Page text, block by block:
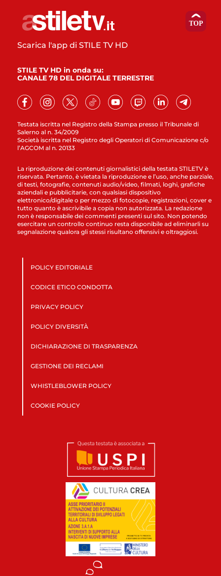
Testata iscritta nel Registro della Stampa presso il Tribunale di
Salerno al n. 34/2009
Società iscritta nel Registro degli Operatori di Comunicazione c/o
l’AGCOM al n. 20133
Scarica l'app di STILE TV HD
STILE TV HD in onda su:
CANALE 78 DEL DIGITALE TERRESTRE
La riproduzione dei contenuti giornalistici della testata STILETV è
riservata. Pertanto, è vietata la riproduzione e l’uso, anche parziale,
di testi, fotografie, contenuti audio/video, filmati, loghi, grafiche
aziendali e pubblicitarie, con qualsiasi dispositivo
elettronico/digitale o per mezzo di fotocopie, registrazioni, cover e
tutto quanto è ascrivibile a copia non autorizzata. La redazione
non è responsabile dei commenti presenti sul sito. Non potendo
esercitare un controllo continuo resta disponibile ad eliminarli su
segnalazione qualora gli stessi risultano offensivi e oltraggiosi.
POLICY EDITORIALE
CODICE ETICO CONDOTTA
PRIVACY POLICY
POLICY DIVERSITÀ
DICHIARAZIONE DI TRASPARENZA
GESTIONE DEI RECLAMI
WHISTLEBLOWER POLICY
COOKIE POLICY